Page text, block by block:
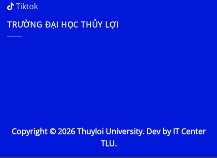
Tiktok
TRƯỜNG ĐẠI HỌC THỦY LỢI
Copyright © 2026 Thuyloi University. Dev by IT Center
TLU.